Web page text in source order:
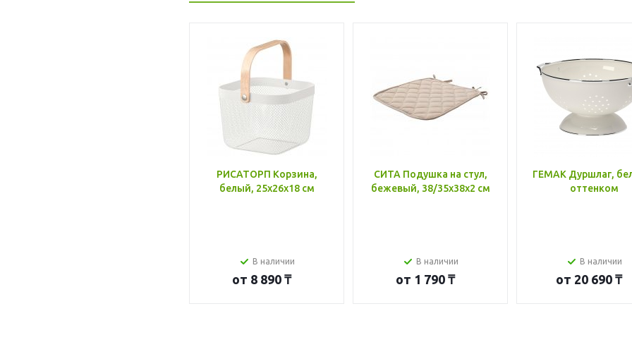
РИСАТОРП Корзина,
белый, 25x26x18 см
В наличии
от 8 890 ₸
СИТА Подушка на стул,
бежевый, 38/35x38x2 см
В наличии
от 1 790 ₸
ГЕМАК Дуршлаг,
оттенком
В наличии
от 20 690 ₸